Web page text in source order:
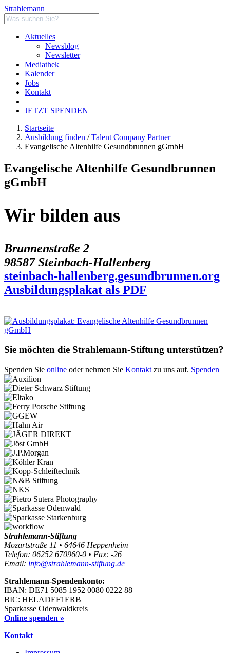
Strahlemann
Aktuelles
Newsblog
Newsletter
Mediathek
Kalender
Jobs
Kontakt
JETZT SPENDEN
Startseite
Ausbildung finden /Talent Company Partner
Evangelische Altenhilfe Gesundbrunnen gGmbH
Evangelische Altenhilfe Gesundbrunnen
gGmbH
Wir bilden aus
Brunnenstraße 2
98587 Steinbach-Hallenberg
steinbach-hallenberg.gesundbrunnen.org
Ausbildungsplakat als PDF
Sie möchten die Strahlemann-Stiftung unterstützen?
Spenden Sie online oder nehmen Sie Kontakt zu uns auf. Spenden
Strahlemann-Stiftung
Mozartstraße 11 • 64646 Heppenheim
Telefon: 06252 670960-0 • Fax: -26
Email: info@strahlemann-stiftung.de
Strahlemann-Spendenkonto:
IBAN: DE71 5085 1952 0080 0222 88
BIC: HELADEF1ERB
Sparkasse Odenwaldkreis
Online spenden »
Kontakt